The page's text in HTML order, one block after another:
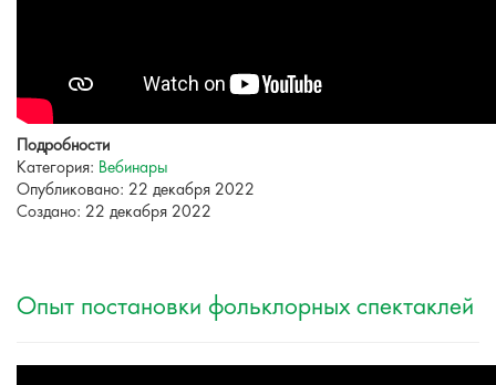
Подробности
Категория: Вебинары
Опубликовано: 22 декабря 2022
Создано: 22 декабря 2022
Опыт постановки фольклорных спектаклей